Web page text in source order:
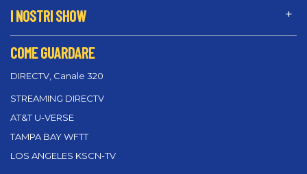
I NOSTRI SHOW
COME GUARDARE
DIRECTV, Canale 320
STREAMING DIRECTV
AT&T U-VERSE
TAMPA BAY WFTT
LOS ANGELES KSCN-TV